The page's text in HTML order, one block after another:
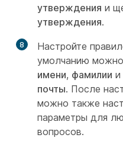
утверждения и
утверждения.
8
Настройте
умолчанию можно
имени, фамилии и
почты. После
можно также
параметры для
вопросов.